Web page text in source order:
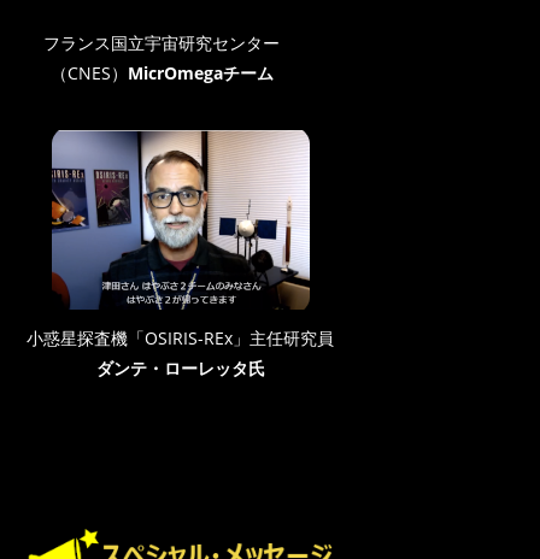
フランス国立宇宙研究センター
（CNES） MicrOmegaチーム
小惑星探査機「OSIRIS-REx」主任研究員
ダンテ・ローレッタ氏